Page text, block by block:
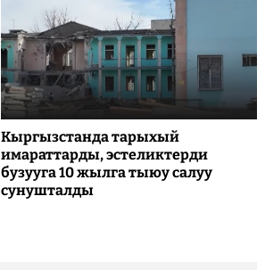
Кыргызстанда тарыхый
имараттарды, эстеликтерди
бузууга 10 жылга тыюу салуу
сунушталды